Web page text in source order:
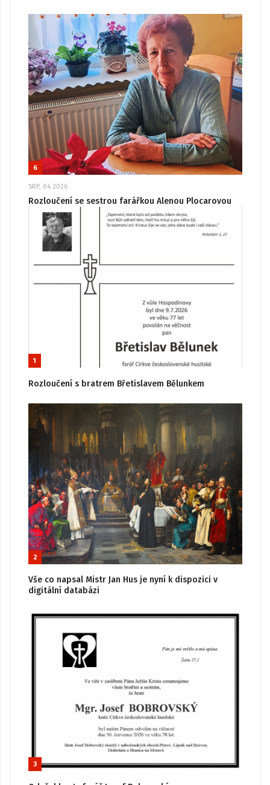
6
SRP, 04 2026
Rozloučení se sestrou farářkou Alenou Plocarovou
1
Rozloučení s bratrem Břetislavem Bělunkem
2
Vše co napsal Mistr Jan Hus je nyní k dispozici v
digitální databázi
3